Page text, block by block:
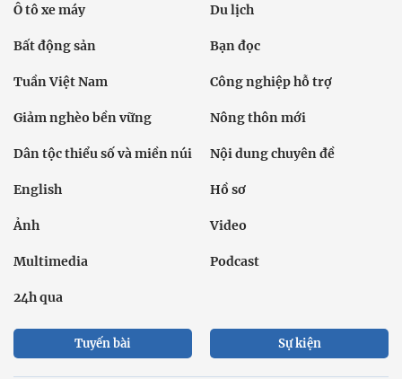
Ô tô xe máy Du lịch
Bất động sản Bạn đọc
Tuần Việt Nam Công nghiệp hỗ trợ
Giảm nghèo bền vững Nông thôn mới
Dân tộc thiểu số và miền núi Nội dung chuyên đề
English Hồ sơ
Ảnh Video
Multimedia Podcast
24h qua
Tuyến bài Sự kiện